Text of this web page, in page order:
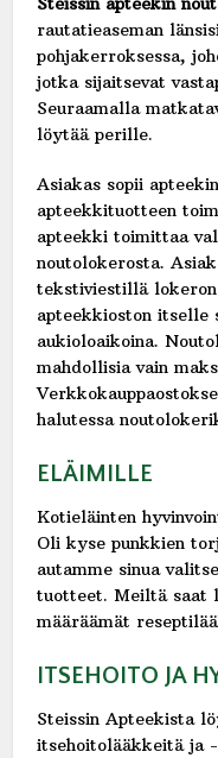
rautatieaseman
pohjakerroksessa,
jotka sijaitsevat
Seuraamalla
löytää perille.
Asiakas sopii
apteekkituotteen
apteekki toimittaa
noutolokerosta.
tekstiviestillä lokeron
apteekkioston itselle
aukioloaikoina.
mahdollisia vain
halutessa
ELÄIMILLE
Kotieläinten
Oli kyse punkkien
autamme sinua
tuotteet. Meiltä saat
määräämät
ITSEHOITO JA
Steissin Apteekista
itsehoitolääkkeitä ja